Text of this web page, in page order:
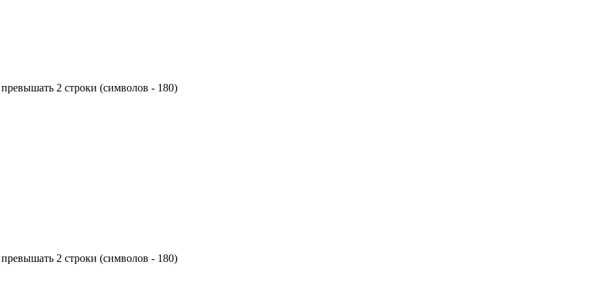
2 строки (символов - 180)
2 строки (символов - 180)